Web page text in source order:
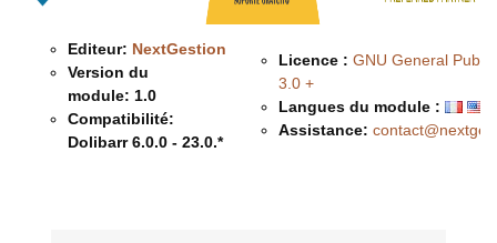
Editeur: NextGestion
Version du
module: 1.0
Compatibilité:
Dolibarr 6.0.0 - 23.0.*
Licence : GNU General
3.0 +
Langues du module :
Assistance: